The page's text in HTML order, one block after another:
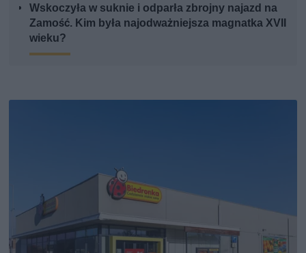
Wskoczyła w suknie i odparła zbrojny najazd na
Zamość. Kim była najodważniejsza magnatka XVII
wieku?